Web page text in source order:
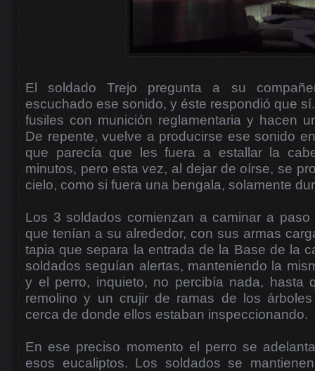
El soldado Trejo pregunta a su
escuchado ese sonido, y éste respondió que
fusiles con munición reglamentaria y hacen
De repente, vuelve a producirse ese sonido
que parecía que les fuera a estallar la
minutos, pero esta vez, al dejar de oírse, se
cielo, como si fuera una bengala, solamente
Los 3 soldados comienzan a caminar a
que tenían a su alrededor, con sus armas
tapia que separa la entrada de la Base de la
soldados seguían alertas, manteniendo la
y el perro, inquieto, no percibía nada, hasta
remolino y un crujir de ramas de los
cerca de donde ellos estaban inspeccionando.
En ese preciso momento el perro se
esos eucaliptos. Los soldados se